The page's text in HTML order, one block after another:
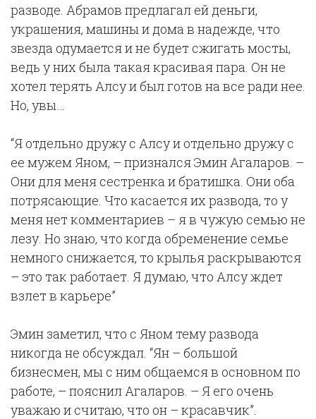
разводе. Абрамов предлагал ей деньги,
украшения, машины и дома в надежде, что
звезда одумается и не будет сжигать мосты,
ведь у них была такая красивая пара. Он не
хотел терять Алсу и был готов на все ради нее.
Но, увы…
“Я отдельно дружу с Алсу и отдельно дружу с
ее мужем Яном, – признался Эмин Агаларов. –
Они для меня сестренка и братишка. Они оба
потрясающие. Что касается их развода, то у
меня нет комментариев – я в чужую семью не
лезу. Но знаю, что когда обременение семье
немного снижается, то крылья раскрываются
– это так работает. Я думаю, что Алсу ждет
взлет в карьере”
Эмин заметил, что с Яном тему развода
никогда не обсуждал. “Ян – большой
бизнесмен, мы с ним общаемся в основном по
работе, – пояснил Агаларов. – Я его очень
уважаю и считаю, что он – красавчик”.